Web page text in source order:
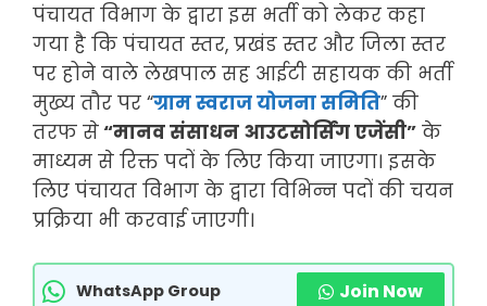
पंचायत विभाग के द्वारा इस भर्ती को लेकर कहा
गया है कि पंचायत स्तर, प्रखंड स्तर और जिला स्तर
पर होने वाले लेखपाल सह आईटी सहायक की भर्ती
मुख्य तौर पर “ग्राम स्वराज योजना समिति” की
तरफ से“मानव संसाधन आउटसोर्सिंग एजेंसी” के
माध्यम से रिक्त पदों के लिए किया जाएगा। इसके
लिए पंचायत विभाग के द्वारा विभिन्न पदों की चयन
प्रक्रिया भी करवाई जाएगी।
WhatsApp Group Join Now